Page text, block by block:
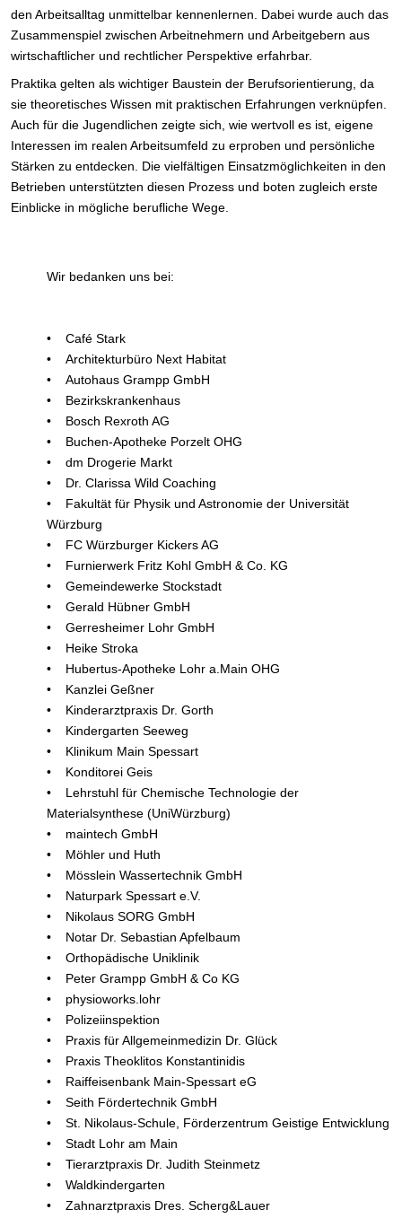
den Arbeitsalltag unmittelbar kennenlernen. Dabei wurde auch das
Zusammenspiel zwischen Arbeitnehmern und Arbeitgebern aus
wirtschaftlicher und rechtlicher Perspektive erfahrbar.
Praktika gelten als wichtiger Baustein der Berufsorientierung, da
sie theoretisches Wissen mit praktischen Erfahrungen verknüpfen.
Auch für die Jugendlichen zeigte sich, wie wertvoll es ist, eigene
Interessen im realen Arbeitsumfeld zu erproben und persönliche
Stärken zu entdecken. Die vielfältigen Einsatzmöglichkeiten in den
Betrieben unterstützten diesen Prozess und boten zugleich erste
Einblicke in mögliche berufliche Wege.
Wir bedanken uns bei:
• Café Stark
• Architekturbüro Next Habitat
• Autohaus Grampp GmbH
• Bezirkskrankenhaus
• Bosch Rexroth AG
• Buchen-Apotheke Porzelt OHG
• dm Drogerie Markt
• Dr. Clarissa Wild Coaching
• Fakultät für Physik und Astronomie der Universität
Würzburg
• FC Würzburger Kickers AG
• Furnierwerk Fritz Kohl GmbH & Co. KG
• Gemeindewerke Stockstadt
• Gerald Hübner GmbH
• Gerresheimer Lohr GmbH
• Heike Stroka
• Hubertus-Apotheke Lohr a.Main OHG
• Kanzlei Geßner
• Kinderarztpraxis Dr. Gorth
• Kindergarten Seeweg
• Klinikum Main Spessart
• Konditorei Geis
• Lehrstuhl für Chemische Technologie der
Materialsynthese (UniWürzburg)
• maintech GmbH
• Möhler und Huth
• Mösslein Wassertechnik GmbH
• Naturpark Spessart e.V.
• Nikolaus SORG GmbH
• Notar Dr. Sebastian Apfelbaum
• Orthopädische Uniklinik
• Peter Grampp GmbH & Co KG
• physioworks.lohr
• Polizeiinspektion
• Praxis für Allgemeinmedizin Dr. Glück
• Praxis Theoklitos Konstantinidis
• Raiffeisenbank Main-Spessart eG
• Seith Fördertechnik GmbH
• St. Nikolaus-Schule, Förderzentrum Geistige Entwicklung
• Stadt Lohr am Main
• Tierarztpraxis Dr. Judith Steinmetz
• Waldkindergarten
• Zahnarztpraxis Dres. Scherg&Lauer